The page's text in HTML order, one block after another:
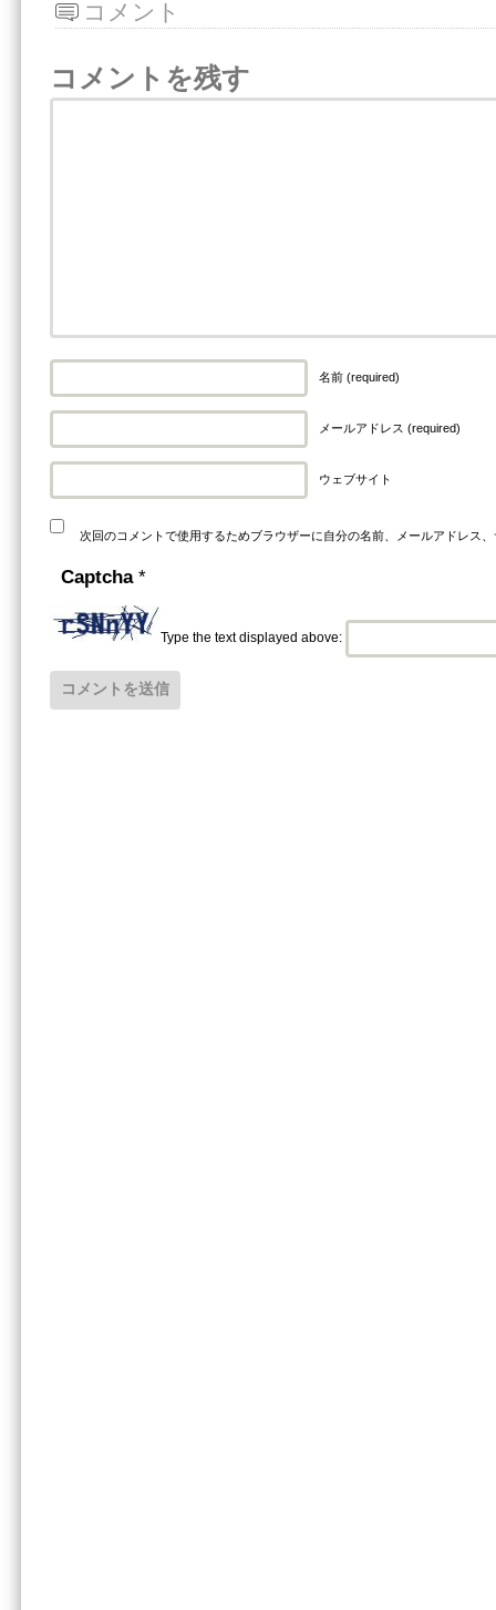
コメント
コメントを残す
名前 (required)
メールアドレス (required)
ウェブサイト
次回のコメントで使用するためブラウザーに自分の名前、メールアドレス
Captcha *
Type the text displayed above: